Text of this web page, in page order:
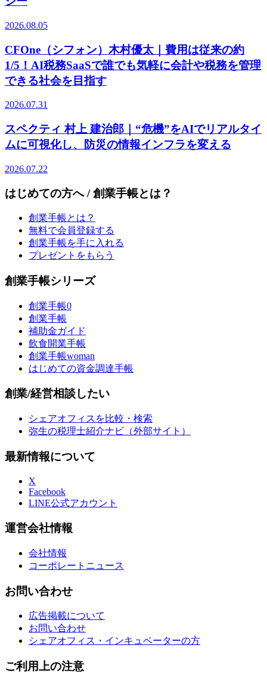
2026.08.05
CFOne（シフォン）木村優太｜費用は従来の約
1/5！AI税務SaaSで誰でも気軽に会計や税務を管理
できる社会を目指す
2026.07.31
スペクティ 村上 建治郎｜“危機”をAIでリアルタイ
ムに可視化し、防災の情報インフラを変える
2026.07.22
はじめての方へ / 創業手帳とは？
創業手帳とは？
無料で会員登録する
創業手帳を手に入れる
プレゼントをもらう
創業手帳シリーズ
創業手帳0
創業手帳
補助金ガイド
飲食開業手帳
創業手帳woman
はじめての資金調達手帳
創業/経営相談したい
シェアオフィスを比較・検索
弥生の税理士紹介ナビ（外部サイト）
最新情報について
X
Facebook
LINE公式アカウント
運営会社情報
会社情報
コーポレートニュース
お問い合わせ
広告掲載について
お問い合わせ
シェアオフィス・インキュベーターの方
ご利用上の注意